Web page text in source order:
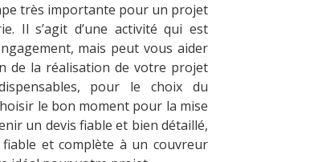
très importante pour un projet
Il s’agit d’une activité qui est
mais peut vous aider
de la réalisation de votre projet
pour le choix du
le bon moment pour la mise
un devis fiable et bien détaillé,
et complète à un couvreur